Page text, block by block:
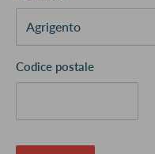
Codice postale